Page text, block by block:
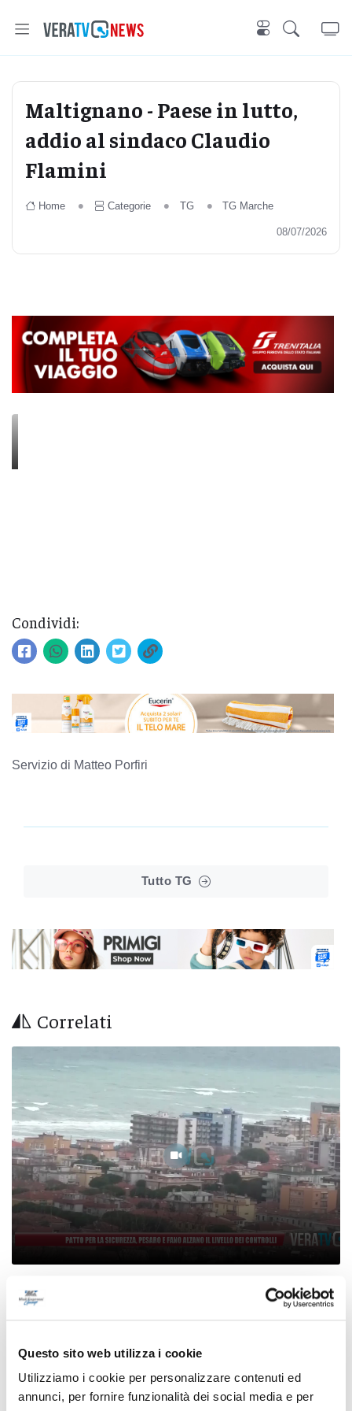
Questo sito web utilizza i cookie
Utilizziamo i cookie per personalizzare contenuti ed
annunci, per fornire funzionalità dei social media e per
Maltignano - Paese in lutto,
addio al sindaco Claudio
Flamini
Home Categorie TG TG Marche
08/07/2026
Condividi:
Servizio di Matteo Porfiri
Tutto TG
Correlati
Patto per la sicurezza, Pesaro e Fano alzano il
livello dei controlli